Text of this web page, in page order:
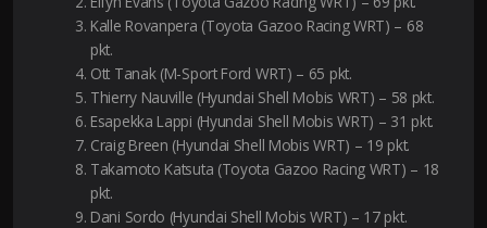
Kalle Rovanpera (Toyota Gazoo Racing WRT) – 68
pkt.
Ott Tanak (M-Sport Ford WRT) – 65 pkt.
Thierry Nauville (Hyundai Shell Mobis WRT) – 58 pkt.
Esapekka Lappi (Hyundai Shell Mobis WRT) – 31 pkt.
Craig Breen (Hyundai Shell Mobis WRT) – 19 pkt.
Takamoto Katsuta (Toyota Gazoo Racing WRT) – 18
pkt.
Dani Sordo (Hyundai Shell Mobis WRT) – 17 pkt.